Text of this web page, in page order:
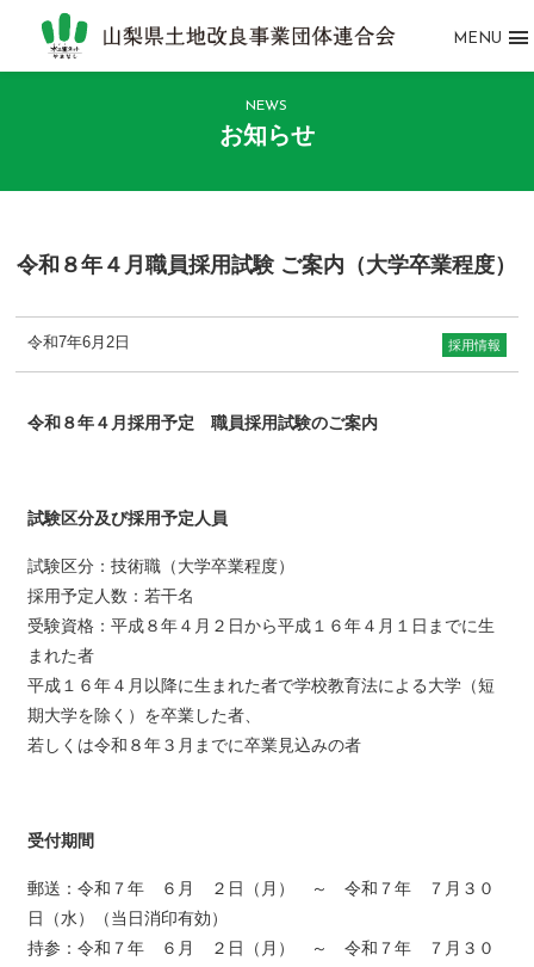
MENU
NEWS
お知らせ
令和８年４月職員採用試験 ご案内（大学卒業程度）
令和7年6月2日 採用情報
令和８年４月採用予定 職員採用試験のご案内
試験区分及び採用予定人員
試験区分：技術職（大学卒業程度）
採用予定人数：若干名
受験資格：平成８年４月２日から平成１６年４月１日までに生
まれた者
平成１６年４月以降に生まれた者で学校教育法による大学（短
期大学を除く）を卒業した者、
若しくは令和８年３月までに卒業見込みの者
受付期間
郵送：令和７年 ６月 ２日（月） ～ 令和７年 ７月３０
日（水）（当日消印有効）
持参：令和７年 ６月 ２日（月） ～ 令和７年 ７月３０